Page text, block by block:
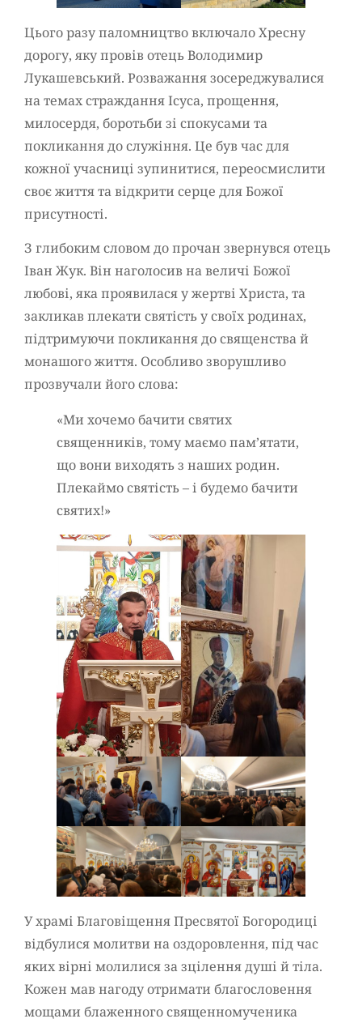
Цього разу паломництво включало Хресну
дорогу, яку провів отець Володимир
Лукашевський. Розважання зосереджувалися
на темах страждання Ісуса, прощення,
милосердя, боротьби зі спокусами та
покликання до служіння. Це був час для
кожної учасниці зупинитися, переосмислити
своє життя та відкрити серце для Божої
присутності.
З глибоким словом до прочан звернувся отець
Іван Жук. Він наголосив на величі Божої
любові, яка проявилася у жертві Христа, та
закликав плекати святість у своїх родинах,
підтримуючи покликання до священства й
монашого життя. Особливо зворушливо
прозвучали його слова:
«Ми хочемо бачити святих
священників, тому маємо пам’ятати,
що вони виходять з наших родин.
Плекаймо святість – і будемо бачити
святих!»
У храмі Благовіщення Пресвятої Богородиці
відбулися молитви на оздоровлення, під час
яких вірні молилися за зцілення душі й тіла.
Кожен мав нагоду отримати благословення
мощами блаженного священномученика